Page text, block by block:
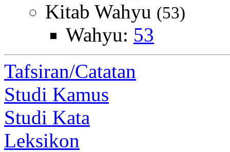
Kitab Wahyu (53)
Wahyu: 53
Tafsiran/Catatan
Studi Kamus
Studi Kata
Leksikon